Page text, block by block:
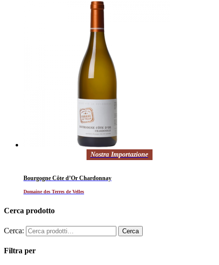
Nostra Importazione
Bourgogne Côte d’Or Chardonnay
Domaine des Terres de Velles
Cerca prodotto
Cerca:
Filtra per